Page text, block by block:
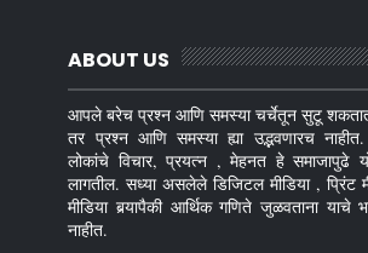
ABOUT US
आपले बरेच प्रश्न आणि समस्या चर्चेतून सुटू
तर प्रश्न आणि समस्या ह्या उद्भवणारच नाहीत.
लोकांचे विचार, प्रयत्न , मेहनत हे समाजापुढे
लागतील. सध्या असलेले डिजिटल मीडिया , प्रिंट
मीडिया बर्‍यापैकी आर्थिक गणिते जुळवताना याचे
नाहीत.